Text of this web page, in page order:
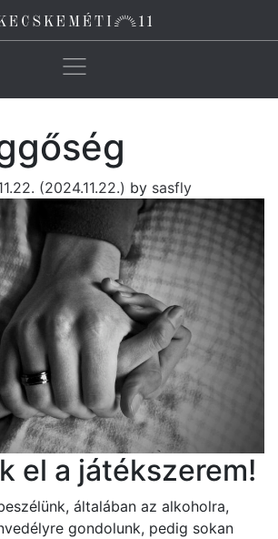
(2024.11.22.) by sasfly
el a játékszerem!
általában az alkoholra,
gondolunk, pedig sokan